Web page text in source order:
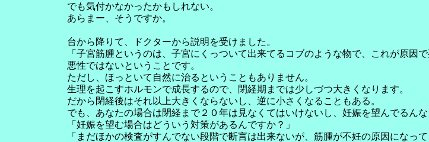
でも気付かなかったかもしれない。
あらまー、そうですか。
台から降りて、ドクターから説明を受けました。
「子宮筋腫というのは、子宮にくっついて出来てるコブのような物で、これが原因
悪性ではないということです。
ただし、ほっといて自然に治るということもありません。
生理を起こすホルモンで成長するので、閉経期までは少しづつ大きくなります。
だから閉経後はそれ以上大きくならないし、逆に小さくなることもある。
でも、あなたの場合は閉経まで２０年は見なくてはいけないし、妊娠を望んでるん
「妊娠を望む場合はどういう対策があるんですか？」
「まだほかの検査がすんでない段階で断言は出来ないが、筋腫が不妊の原因になっ